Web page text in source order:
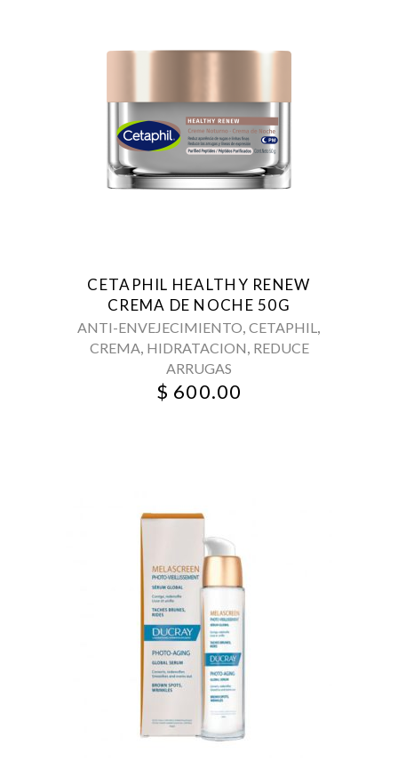
CETAPHIL HEALTHY RENEW
CREMA DE NOCHE 50G
ANTI-ENVEJECIMIENTO, CETAPHIL,
CREMA, HIDRATACION, REDUCE
ARRUGAS
$ 600.00